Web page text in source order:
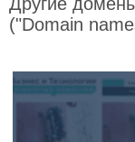
("Domain